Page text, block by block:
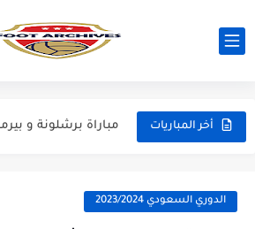
أخر المباريات
مباراة ارسنال و جيرونا
مباراة ريال مدريد و
مباراة برشلونة و
مباراة سيلتيك و ميلان الدوري السعودي 2023/2024